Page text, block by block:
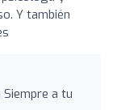
Y también
a tu